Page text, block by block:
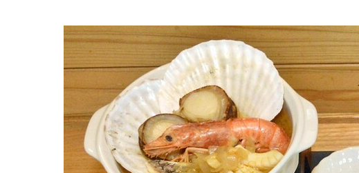
パワースポット